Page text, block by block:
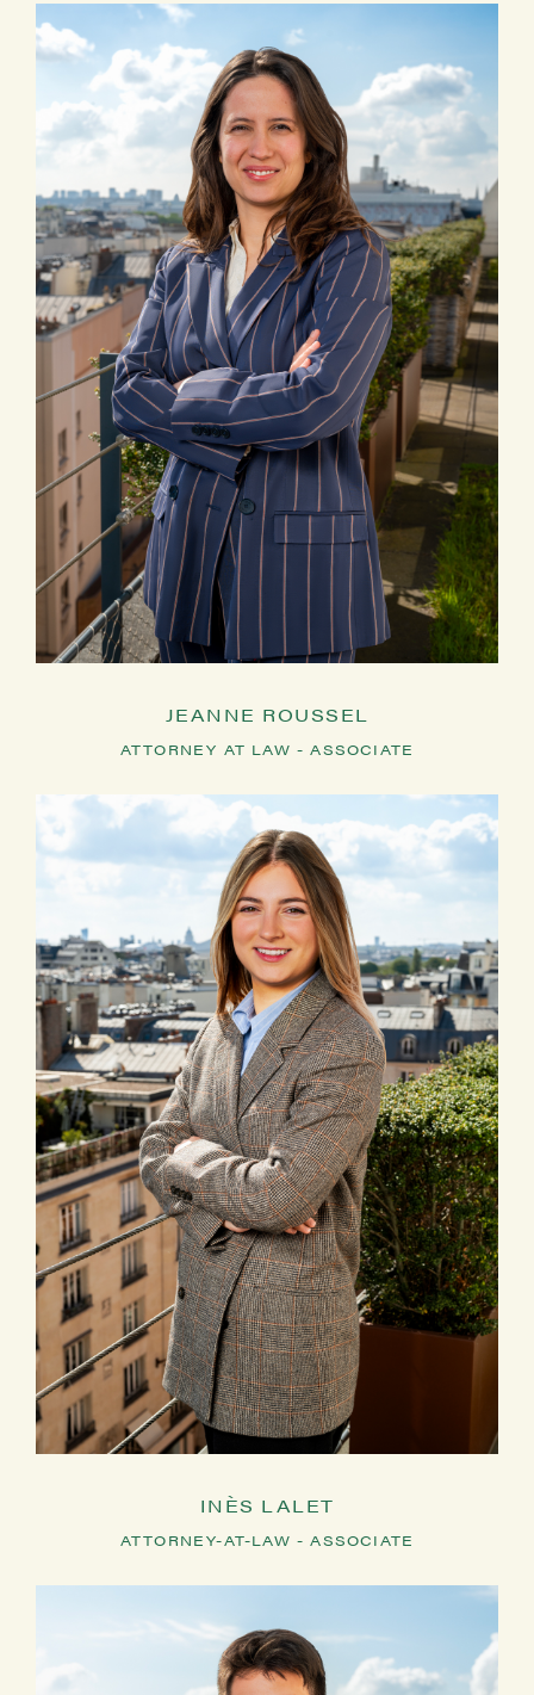
comparative et le droit des
marques –Droits de propriété
intellectuelle,Liber
amicorumGeorges Bonet Ed.
LITEC, Coll. IRPI, Tome 36, pp.
117-126
Déc. 2009:Droit des marques
et numéros de départements :
une application de la théorie de
la fraudeNote d’arrêt sous
Cass. com., 28 juin 2009,Bil
Toki –Légipresse2009, n° 267,
III, pp. 233-237
Juill. 2008: Responsabilité
applicable au détournement de
marques Note d’arrêt sous
Cass. civ. 1
, 8 avril
2008, Greenpeace , et Cass.
com., 8 avril 2008,Esso –
Légipresse2008, n° 253, III,
pp. 123-129
marque d’autrui– préf. Georges
Bonet – Ed. LITEC, Coll. Institut
de Recherche en Propriété
Intellectuelle (IRPI), Tome 31
JEANNE ROUSSEL
ATTORNEY AT LAW - ASSOCIATE
INÈS LALET
ATTORNEY-AT-LAW - ASSOCIATE